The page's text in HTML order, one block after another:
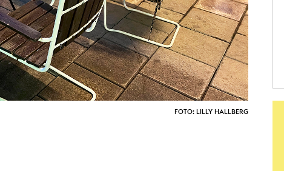
FOTO: LILLY HALLBERG